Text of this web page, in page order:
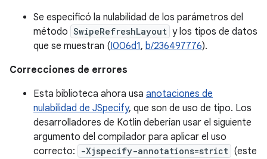
Se especificó la nulabilidad de los parámetros del
método SwipeRefreshLayout y los tipos de datos
que se muestran (I006d1, b/236497776).
Correcciones de errores
Esta biblioteca ahora usa anotaciones de
nulabilidad de JSpecify, que son de uso de tipo. Los
desarrolladores de Kotlin deberían usar el siguiente
argumento del compilador para aplicar el uso
correcto:
-Xjspecify-annotations=strict (este